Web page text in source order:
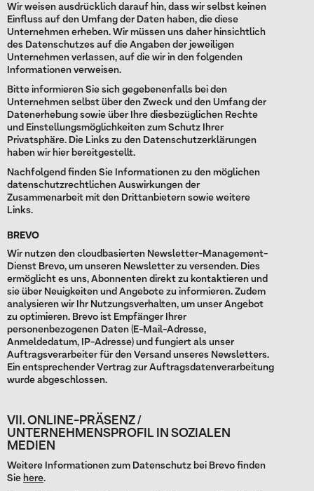
Wir weisen ausdrücklich darauf hin, dass wir selbst keinen
Einfluss auf den Umfang der Daten haben, die diese
Unternehmen erheben. Wir müssen uns daher hinsichtlich
des Datenschutzes auf die Angaben der jeweiligen
Unternehmen verlassen, auf die wir in den folgenden
Informationen verweisen.
Bitte informieren Sie sich gegebenenfalls bei den
Unternehmen selbst über den Zweck und den Umfang der
Datenerhebung sowie über Ihre diesbezüglichen Rechte
und Einstellungsmöglichkeiten zum Schutz Ihrer
Privatsphäre. Die Links zu den Datenschutzerklärungen
haben wir hier bereitgestellt.
Nachfolgend finden Sie Informationen zu den möglichen
datenschutzrechtlichen Auswirkungen der
Zusammenarbeit mit den Drittanbietern sowie weitere
Links.
BREVO
Wir nutzen den cloudbasierten Newsletter-Management-
Dienst Brevo, um unseren Newsletter zu versenden. Dies
ermöglicht es uns, Abonnenten direkt zu kontaktieren und
sie über Neuigkeiten und Angebote zu informieren. Zudem
analysieren wir Ihr Nutzungsverhalten, um unser Angebot
zu optimieren. Brevo ist Empfänger Ihrer
personenbezogenen Daten (E-Mail-Adresse,
Anmeldedatum, IP-Adresse) und fungiert als unser
Auftragsverarbeiter für den Versand unseres Newsletters.
Ein entsprechender Vertrag zur Auftragsdatenverarbeitung
wurde abgeschlossen.
VII. ONLINE-PRÄSENZ /
UNTERNEHMENSPROFIL IN SOZIALEN
MEDIEN
Weitere Informationen zum Datenschutz bei Brevo finden
Siehere.